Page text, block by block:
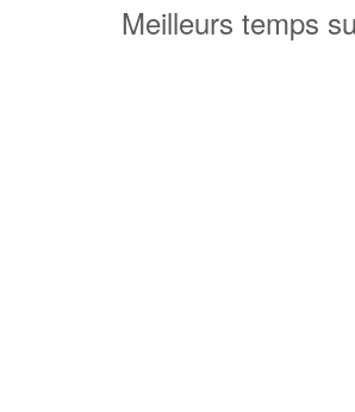
Meilleurs temps